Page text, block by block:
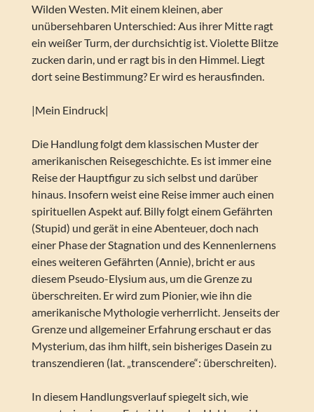
Wilden Westen. Mit einem kleinen, aber
unübersehbaren Unterschied: Aus ihrer Mitte ragt
ein weißer Turm, der durchsichtig ist. Violette Blitze
zucken darin, und er ragt bis in den Himmel. Liegt
dort seine Bestimmung? Er wird es herausfinden.
|Mein Eindruck|
Die Handlung folgt dem klassischen Muster der
amerikanischen Reisegeschichte. Es ist immer eine
Reise der Hauptfigur zu sich selbst und darüber
hinaus. Insofern weist eine Reise immer auch einen
spirituellen Aspekt auf. Billy folgt einem Gefährten
(Stupid) und gerät in eine Abenteuer, doch nach
einer Phase der Stagnation und des Kennenlernens
eines weiteren Gefährten (Annie), bricht er aus
diesem Pseudo-Elysium aus, um die Grenze zu
überschreiten. Er wird zum Pionier, wie ihn die
amerikanische Mythologie verherrlicht. Jenseits der
Grenze und allgemeiner Erfahrung erschaut er das
Mysterium, das ihm hilft, sein bisheriges Dasein zu
transzendieren (lat. „transcendere“: überschreiten).
In diesem Handlungsverlauf spiegelt sich, wie